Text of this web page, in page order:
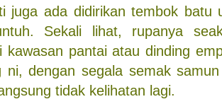
juga ada didirikan tembok batu
Sekali lihat, rupanya
kawasan pantai atau dinding
ni, dengan segala semak
tidak kelihatan lagi.